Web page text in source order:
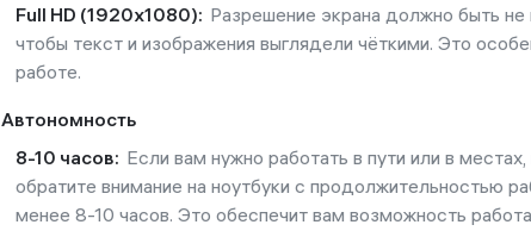
Full HD (1920x1080): Разрешение экрана должно быть
чтобы текст и изображения выглядели чёткими. Это
работе.
Автономность
8-10 часов: Если вам нужно работать в пути или в
обратите внимание на ноутбуки с продолжительностью
менее 8-10 часов. Это обеспечит вам возможность